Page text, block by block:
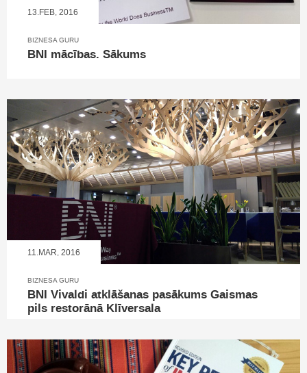
13.FEB, 2016
BIZNESA GURU
BNI mācības. Sākums
11.MAR, 2016
BIZNESA GURU
BNI Vivaldi atklāšanas pasākums Gaismas
pils restorānā Klīversala